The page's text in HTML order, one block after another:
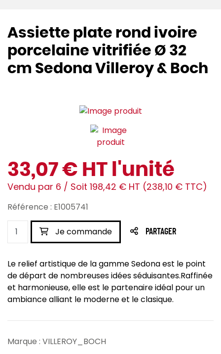
Assiette plate rond ivoire
porcelaine vitrifiée Ø 32
cm Sedona Villeroy & Boch
33,07 € HT l'unité
Vendu par 6 / Soit 198,42 € HT (238,10 € TTC)
Référence : E1005741
Je commande PARTAGER
Le relief artistique de la gamme Sedona est le point
de départ de nombreuses idées séduisantes.Raffinée
et harmonieuse, elle est le partenaire idéal pour un
ambiance alliant le moderne et le clasique.
Marque : VILLEROY_BOCH